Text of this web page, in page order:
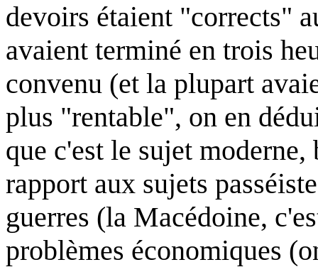
devoirs étaient "corrects"
avaient terminé en trois
convenu (et la plupart
plus "rentable", on en
que c'est le sujet
rapport aux sujets
guerres (la Macédoine,
problèmes économiques